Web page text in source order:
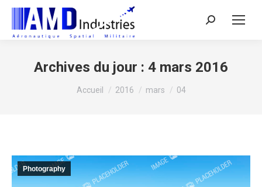
Search:
Archives du jour : 4 mars 2016
Vous êtes ici :
Accueil 2016 mars 04
Photography